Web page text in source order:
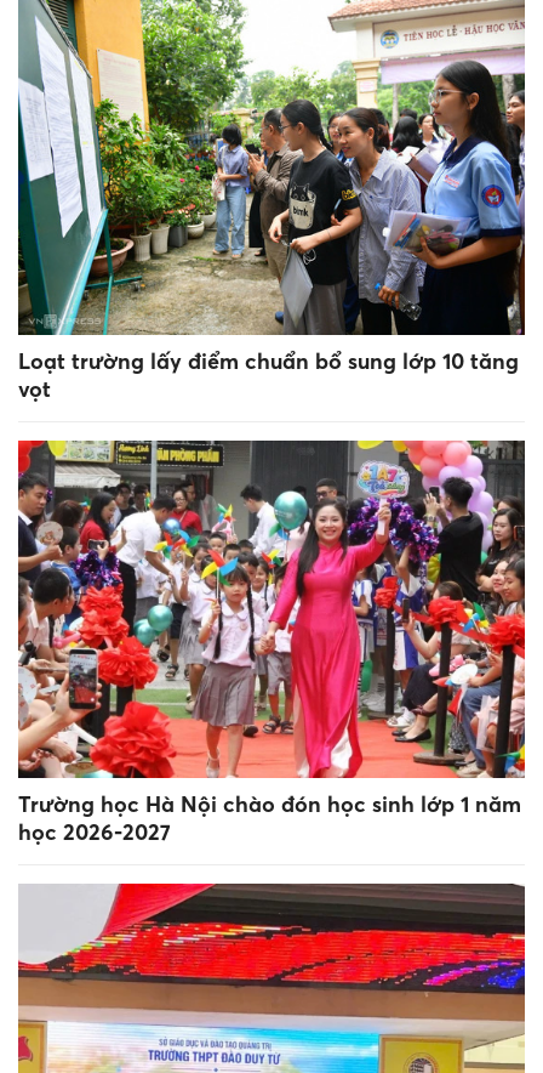
Loạt trường lấy điểm chuẩn bổ sung lớp 10 tăng
vọt
Trường học Hà Nội chào đón học sinh lớp 1 năm
học 2026-2027